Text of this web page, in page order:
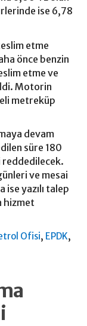
ise 6,78
etme
önce benzin
etme ve
Motorin
metreküp
devam
süre 180
reddedilecek.
ve mesai
yazılı talep
hizmet
Ofisi, EPDK,